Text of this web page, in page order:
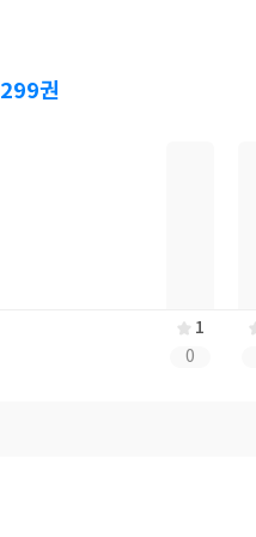
299권
1
0